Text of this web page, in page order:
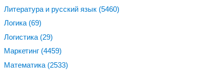
Литература и русский язык (5460)
Логика (69)
Логистика (29)
Маркетинг (4459)
Математика (2533)